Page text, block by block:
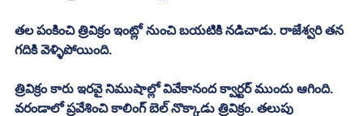
తల పంకించి త్రివిక్రం ఇంట్లో నుంచి బయటికి నడిచాడు. రాజేశ్వరి తన
గదికి వెళ్ళిపోయింది.
త్రివిక్రం కారు ఇరవై నిముషాల్లో వివేకానంద క్వార్టర్ ముందు ఆగింది.
వరండాలో ప్రవేశించి కాలింగ్ బెల్ నొక్కాడు త్రివిక్రం. తలుపు